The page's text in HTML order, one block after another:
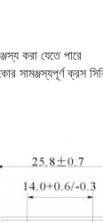
করা যেতে পারে
সামঞ্জস্যপূর্ণ ক্রস